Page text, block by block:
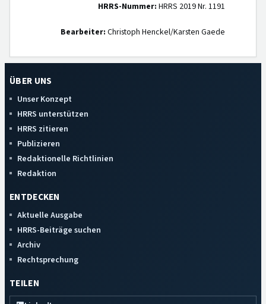
HRRS-Nummer: HRRS 2019 Nr. 1191
Bearbeiter: Christoph Henckel/Karsten Gaede
ÜBER UNS
Unser Konzept
HRRS unterstützen
HRRS zitieren
Publizieren
Redaktionelle Richtlinien
Redaktion
ENTDECKEN
Aktuelle Ausgabe
HRRS-Beiträge suchen
Archiv
Rechtsprechung
TEILEN